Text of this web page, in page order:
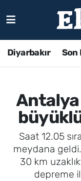
Diyarbakır Son
Antalya
Saat 12.05
meydana
30 km
depreme